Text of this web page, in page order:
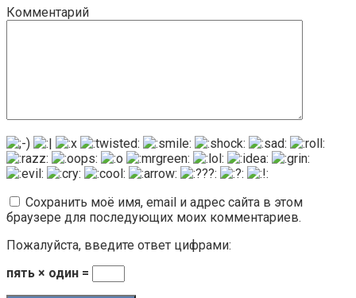
Комментарий
Сохранить моё имя, email и адрес сайта в этом
браузере для последующих моих комментариев.
Пожалуйста, введите ответ цифрами:
пять × один =